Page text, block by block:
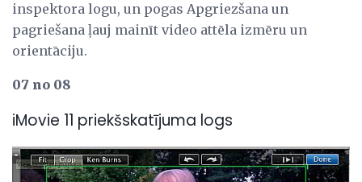
inspektora logu, un pogas Apgriezšana un
pagriešana ļauj mainīt video attēla izmēru un
orientāciju.
07 no 08
iMovie 11 priekšskatījuma logs